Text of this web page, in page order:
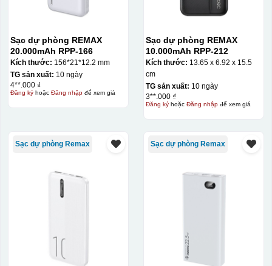
Sạc dự phòng REMAX
20.000mAh RPP-166
Kích thước: 156*21*12.2 mm
TG sản xuất: 10 ngày
4**.000 ₫
Đăng kýhoặc Đăng nhậpđể xem giá
Sạc dự phòng REMAX
10.000mAh RPP-212
Kích thước: 13.65 x 6.92 x 15.5
cm
TG sản xuất: 10 ngày
3**.000 ₫
Đăng kýhoặc Đăng nhậpđể xem giá
Sạc dự phòng Remax Sạc dự phòng Remax